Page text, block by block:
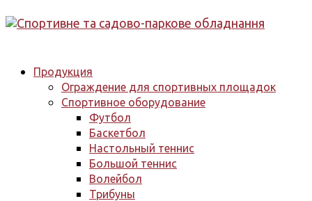
Продукция
Ограждение для спортивных площадок
Спортивное оборудование
Футбол
Баскетбол
Настольный теннис
Большой теннис
Волейбол
Трибуны